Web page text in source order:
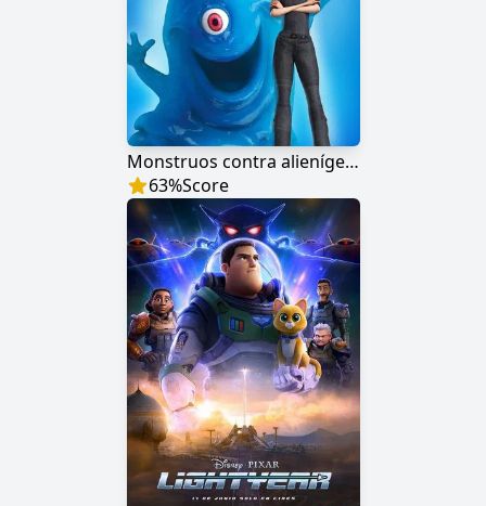
Monstruos contra alienígenas
63%Score